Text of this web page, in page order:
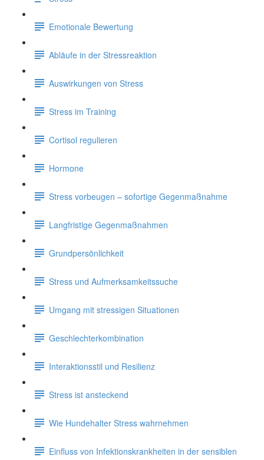
Emotionale Bewertung
Abläufe in der Stressreaktion
Auswirkungen von Stress
Stress im Training
Cortisol regulieren
Hormone
Stress vorbeugen – sofortige Gegenmaßnahme
Langfristige Gegenmaßnahmen
Grundpersönlichkeit
Stress und Aufmerksamkeitssuche
Umgang mit stressigen Situationen
Geschlechterkombination
Interaktionsstil und Resilienz
Stress ist ansteckend
Wie Hundehalter Stress wahrnehmen
Einfluss von Infektionskrankheiten in der sensiblen